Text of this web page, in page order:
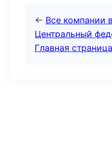
← Все компании
Центральный
Главная страница